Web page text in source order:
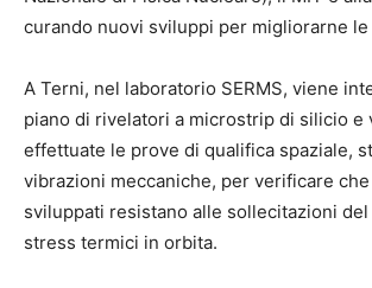
curando nuovi sviluppi per migliorarne
A Terni, nel laboratorio SERMS, viene
piano di rivelatori a microstrip di silicio e
effettuate le prove di qualifica spaziale,
vibrazioni meccaniche, per verificare
sviluppati resistano alle sollecitazioni del
stress termici in orbita.